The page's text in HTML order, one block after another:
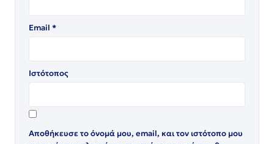
Email *
Ιστότοπος
Αποθήκευσε το όνομά μου, email, και τον ιστότοπο μου